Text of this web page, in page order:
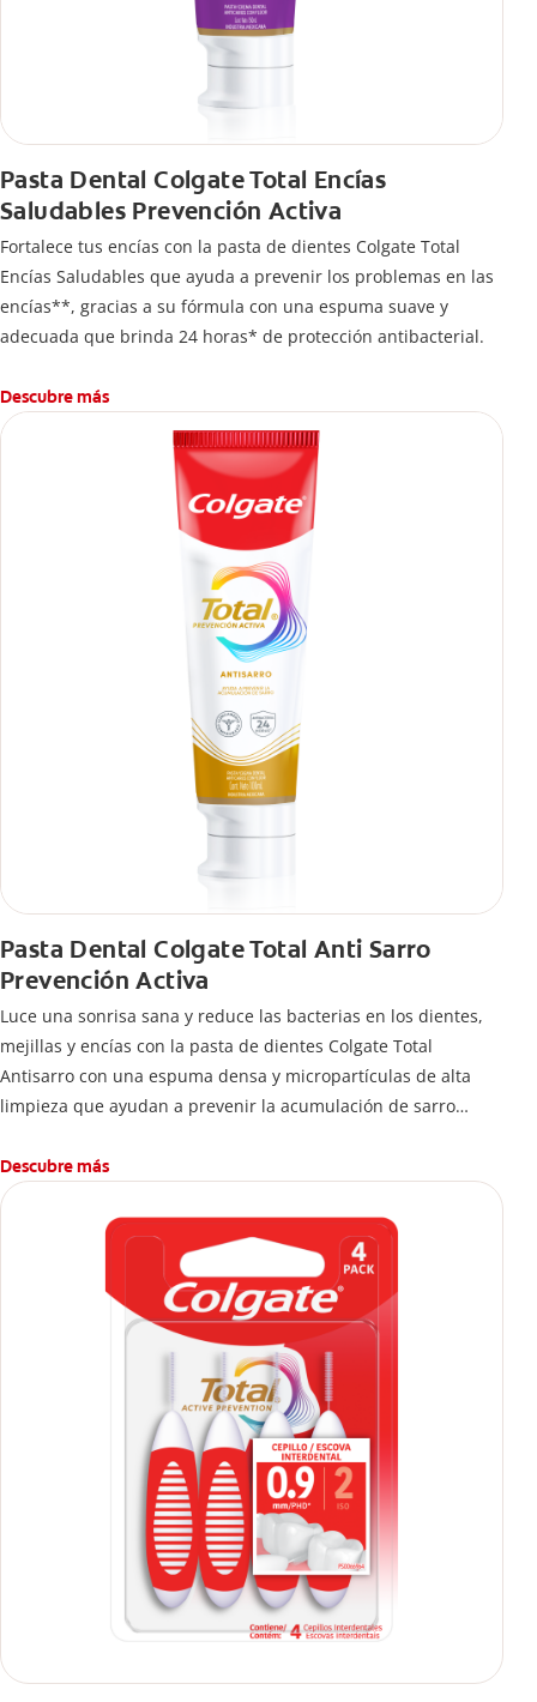
Pasta Dental Colgate Total Encías
Saludables Prevención Activa
Fortalece tus encías con la pasta de dientes Colgate Total
Encías Saludables que ayuda a prevenir los problemas en las
encías**, gracias a su fórmula con una espuma suave y
adecuada que brinda 24 horas* de protección antibacterial.
Descubre más
Pasta Dental Colgate Total Anti Sarro
Prevención Activa
Luce una sonrisa sana y reduce las bacterias en los dientes,
mejillas y encías con la pasta de dientes Colgate Total
Antisarro con una espuma densa y micropartículas de alta
limpieza que ayudan a prevenir la acumulación de sarro
Descubre más